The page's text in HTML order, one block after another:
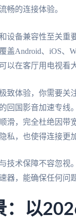
畅的连接体验。
设备兼容性至关重
盖Android、iOS、
以在客厅用电视看
致体验，你需要关
回国影音加速专线
滑，完全杜绝因带
私，也使得连接更
技术保障不容忽视
器，能确保任何问
：以